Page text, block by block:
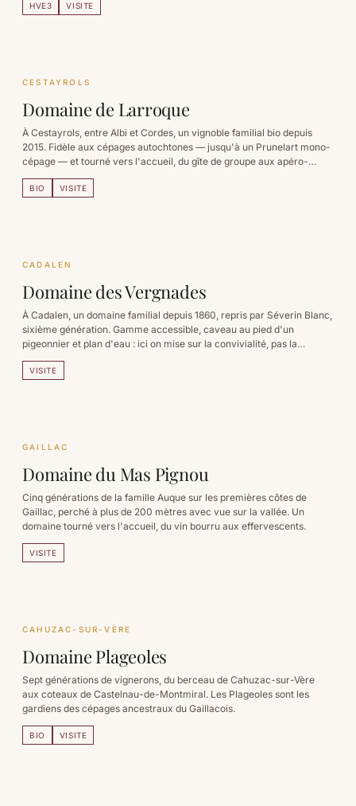
HVE3 VISITE
CESTAYROLS
Domaine de Larroque
À Cestayrols, entre Albi et Cordes, un vignoble familial bio depuis
2015. Fidèle aux cépages autochtones — jusqu'à un Prunelart mono-
cépage — et tourné vers l'accueil, du gîte de groupe aux apéro-
concerts d'été.
BIO VISITE
CADALEN
Domaine des Vergnades
À Cadalen, un domaine familial depuis 1860, repris par Séverin Blanc,
sixième génération. Gamme accessible, caveau au pied d'un
pigeonnier et plan d'eau : ici on mise sur la convivialité, pas la
posture.
VISITE
GAILLAC
Domaine du Mas Pignou
Cinq générations de la famille Auque sur les premières côtes de
Gaillac, perché à plus de 200 mètres avec vue sur la vallée. Un
domaine tourné vers l'accueil, du vin bourru aux effervescents.
VISITE
CAHUZAC-SUR-VÈRE
Domaine Plageoles
Sept générations de vignerons, du berceau de Cahuzac-sur-Vère
aux coteaux de Castelnau-de-Montmiral. Les Plageoles sont les
gardiens des cépages ancestraux du Gaillacois.
BIO VISITE